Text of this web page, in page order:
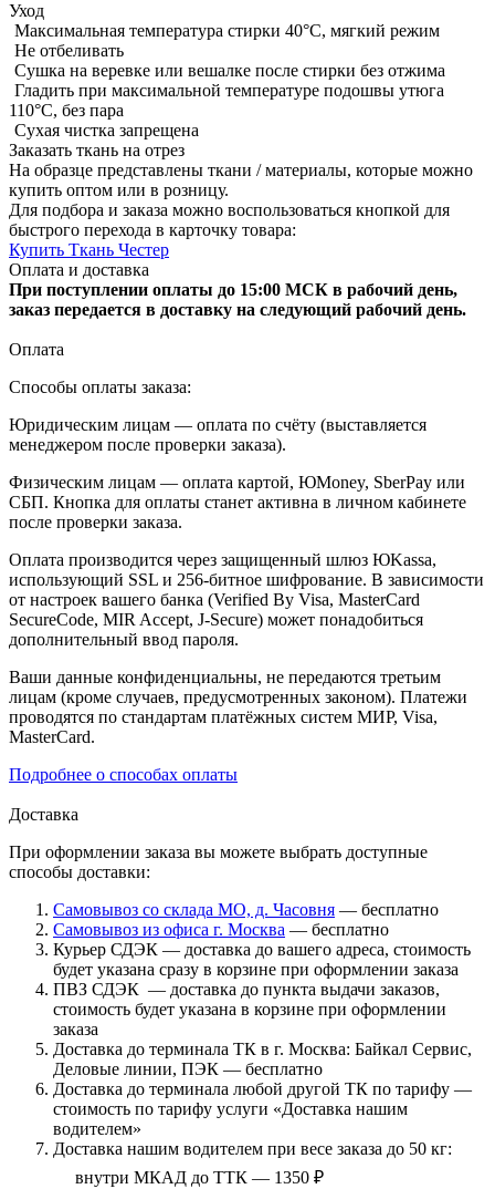
Уход
Максимальная температура стирки 40°C, мягкий режим
Не отбеливать
Сушка на веревке или вешалке после стирки без отжима
Гладить при максимальной температуре подошвы утюга
110°C, без пара
Сухая чистка запрещена
Заказать ткань на отрез
На образце представлены ткани / материалы, которые можно
купить оптом или в розницу.
Для подбора и заказа можно воспользоваться кнопкой для
быстрого перехода в карточку товара:
Купить Ткань Честер
Оплата и доставка
При поступлении оплаты до 15:00 МСК в рабочий день,
заказ передается в доставку на следующий рабочий день.
Оплата
Способы оплаты заказа:
Юридическим лицам — оплата по счёту (выставляется
менеджером после проверки заказа).
Физическим лицам — оплата картой, ЮMoney, SberPay или
СБП. Кнопка для оплаты станет активна в личном кабинете
после проверки заказа.
Оплата производится через защищенный шлюз ЮKassa,
использующий SSL и 256-битное шифрование. В зависимости
от настроек вашего банка (Verified By Visa, MasterCard
SecureCode, MIR Accept, J-Secure) может понадобиться
дополнительный ввод пароля.
Ваши данные конфиденциальны, не передаются третьим
лицам (кроме случаев, предусмотренных законом). Платежи
проводятся по стандартам платёжных систем МИР, Visa,
MasterCard.
Подробнее о способах оплаты
Доставка
При оформлении заказа вы можете выбрать доступные
способы доставки:
Самовывоз со склада МО, д. Часовня — бесплатно
Самовывоз из офиса г. Москва — бесплатно
Курьер СДЭК — доставка до вашего адреса, стоимость
будет указана сразу в корзине при оформлении заказа
ПВЗ СДЭК — доставка до пункта выдачи заказов,
стоимость будет указана в корзине при оформлении
заказа
Доставка до терминала ТК в г. Москва: Байкал Сервис,
Деловые линии, ПЭК — бесплатно
Доставка до терминала любой другой ТК по тарифу —
стоимость по тарифу услуги «Доставка нашим
водителем»
Доставка нашим водителем при весе заказа до 50 кг:
внутри МКАД до ТТК — 1350 ₽